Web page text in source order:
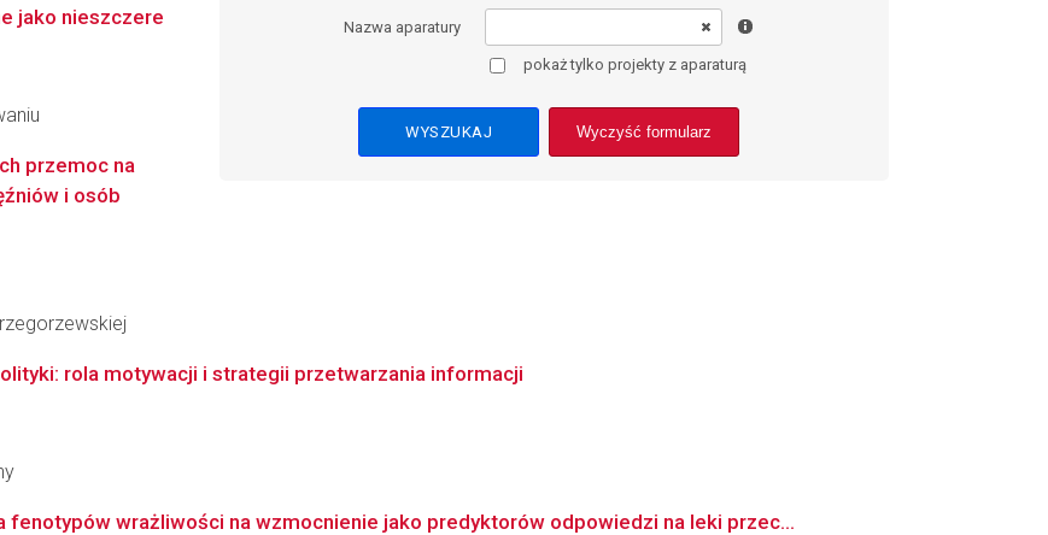
Nazwa aparatury
pokaż tylko projekty z aparaturą
Wyczyść formularz
jako nieszczere
przemoc na
i osób
rola motywacji i strategii przetwarzania informacji
fenotypów wrażliwości na wzmocnienie jako predyktorów odpowiedzi na leki przec...